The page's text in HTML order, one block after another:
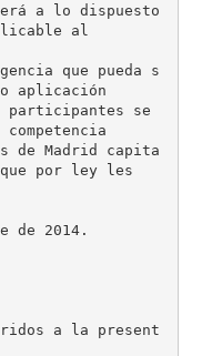
a lo dispuesto
al
que pueda s
aplicación
participantes se
de Madrid capita
por ley les
de 2014.
a la present